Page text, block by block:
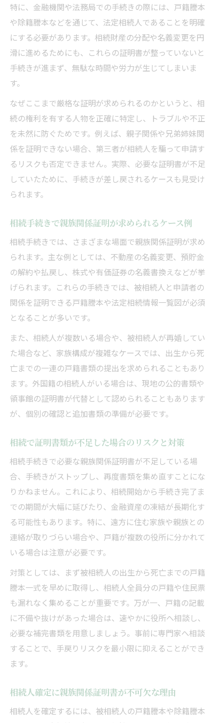
ポイント
戸籍謄本・除籍謄本の相続手続きでの使い
分け
法定相続情報一覧図の活用と取得のメリッ
ト
例
親族関係公証書を取得する実務ポイント
相続手続きで親族関係公証書が必要な場面
親族関係公証書発行の流れと必要書類を網
羅
代理取得や委任状が必要な相続ケース
相続手続きに強い証明書類を整理する
相続で絶対に外せない証明書類の基本を整
理
相続人の状況別で使える証明書類一覧
相続手続きの目的別に証明書類を選ぶコツ
出生から死亡までの証明書類のつなぎ方
相続時の証明書類漏れを防ぐためのチェッ
ク術
外国籍対応の相続証明書類も徹底解説
外国籍相続で必要となる証明書類の種類と
特徴
方
中国籍相続における原則と代替証明書の取
得例
翻訳や認証が必要な相続証明書類のポイン
ト
海外在住の相続人も安心できる証明書対応
策
手戻り防止へ相続書類準備の極意
相続で手戻りを防ぐための証明書類準備術
相続書類の不足や不備を事前に見抜くコツ
相続人や関係者ごとに必要な書類を整理す
る
相続手続き時の窓口で困らない準備の流れ
相続時にありがちな書類トラブルとその対
特に、金融機関や法務局での手続きの際には、戸籍謄本
や除籍謄本などを通じて、法定相続人であることを明確
にする必要があります。相続財産の分配や名義変更を円
滑に進めるためにも、これらの証明書が整っていないと
手続きが進まず、無駄な時間や労力が生じてしまいま
す。
なぜここまで厳格な証明が求められるのかというと、相
続の権利を有する人物を正確に特定し、トラブルや不正
を未然に防ぐためです。例えば、親子関係や兄弟姉妹関
係を証明できない場合、第三者が相続人を騙って申請す
るリスクも否定できません。実際、必要な証明書が不足
していたために、手続きが差し戻されるケースも見受け
られます。
相続手続きで親族関係証明が求められるケース例
相続手続きでは、さまざまな場面で親族関係証明が求め
られます。主な例としては、不動産の名義変更、預貯金
の解約や払戻し、株式や有価証券の名義書換えなどが挙
げられます。これらの手続きでは、被相続人と申請者の
関係を証明できる戸籍謄本や法定相続情報一覧図が必須
となることが多いです。
また、相続人が複数いる場合や、被相続人が再婚してい
た場合など、家族構成が複雑なケースでは、出生から死
亡までの一連の戸籍書類の提出を求められることもあり
ます。外国籍の相続人がいる場合は、現地の公的書類や
領事館の証明書が代替として認められることもあります
が、個別の確認と追加書類の準備が必要です。
相続で証明書類が不足した場合のリスクと対策
相続手続きで必要な親族関係証明書が不足している場
合、手続きがストップし、再度書類を集め直すことにな
りかねません。これにより、相続開始から手続き完了ま
での期間が大幅に延びたり、金融資産の凍結が長期化す
る可能性もあります。特に、遠方に住む家族や親族との
連絡が取りづらい場合や、戸籍が複数の役所に分かれて
いる場合は注意が必要です。
対策としては、まず被相続人の出生から死亡までの戸籍
謄本一式を早めに取得し、相続人全員分の戸籍や住民票
も漏れなく集めることが重要です。万が一、戸籍の記載
に不備や抜けがあった場合は、速やかに役所へ相談し、
必要な補完書類を用意しましょう。事前に専門家へ相談
することで、手戻りリスクを最小限に抑えることができ
ます。
相続人確定に親族関係証明書が不可欠な理由
相続人を確定するには、被相続人の戸籍謄本や除籍謄本